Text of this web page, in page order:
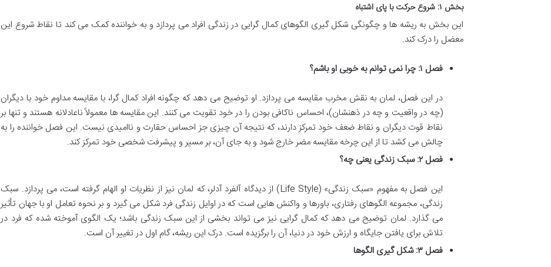
بخش ۱: شروع حرکت با پای اشتباه
این بخش به ریشه ها و چگونگی شکل گیری الگوهای کمال گرایی در زندگی افراد می پردازد و به خواننده کمک می کند تا نقاط شروع این
معضل را درک کند.
فصل ۱: چرا نمی توانم به خوبی او باشم؟
در این فصل، لمان به نقش مخرب مقایسه می پردازد. او توضیح می دهد که چگونه افراد کمال گرا، با مقایسه مداوم خود با دیگران
(چه در واقعیت و چه در ذهنشان)، احساس ناکافی بودن را در خود تقویت می کنند. این مقایسه ها معمولاً ناعادلانه هستند و تنها بر
نقاط قوت دیگران و نقاط ضعف خود تمرکز دارند، که نتیجه آن چیزی جز احساس حقارت و ناامیدی نیست. این فصل خواننده را به
چالش می کشد تا از این چرخه مقایسه مضر خارج شود و به جای آن، بر مسیر و پیشرفت شخصی خود تمرکز کند.
فصل ۲: سبک زندگی یعنی چه؟
این فصل به مفهوم «سبک زندگی» (Life Style) از دیدگاه آلفرد آدلر، که لمان نیز از نظریات او الهام گرفته است، می پردازد. سبک
زندگی، مجموعه الگوهای رفتاری، باورها و واکنش هایی است که در اوایل زندگی فرد شکل می گیرد و بر نحوه تعامل او با جهان تأثیر
می گذارد. لمان توضیح می دهد که کمال گرایی نیز می تواند بخشی از این سبک زندگی باشد؛ یک الگوی آموخته شده که فرد در
تلاش برای یافتن جایگاه و ارزش خود در دنیا، آن را برگزیده است. درک این ریشه، گام اول در تغییر آن است.
فصل ۳: شکل گیری الگوها